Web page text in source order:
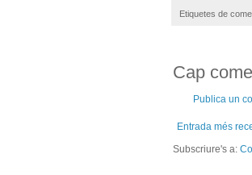
Etiquetes de
Cap
Publica un
Entrada més
Subscriure's a: